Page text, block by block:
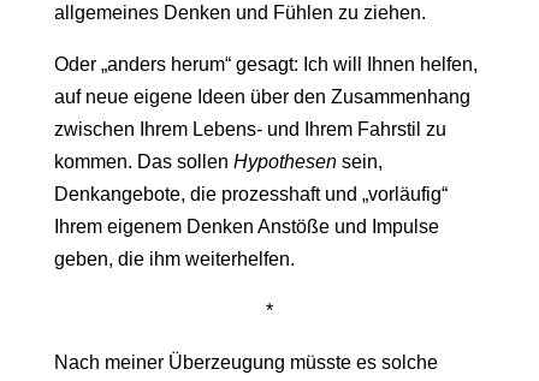
allgemeines Denken und Fühlen zu ziehen.
Oder „anders herum“ gesagt: Ich will Ihnen helfen,
auf neue eigene Ideen über den Zusammenhang
zwischen Ihrem Lebens- und Ihrem Fahrstil zu
kommen. Das sollen Hypothesensein,
Denkangebote, die prozesshaft und „vorläufig“
Ihrem eigenem Denken Anstöße und Impulse
geben, die ihm weiterhelfen.
*
Nach meiner Überzeugung müsste es solche